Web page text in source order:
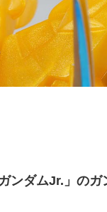
ンダムJr.」のガ